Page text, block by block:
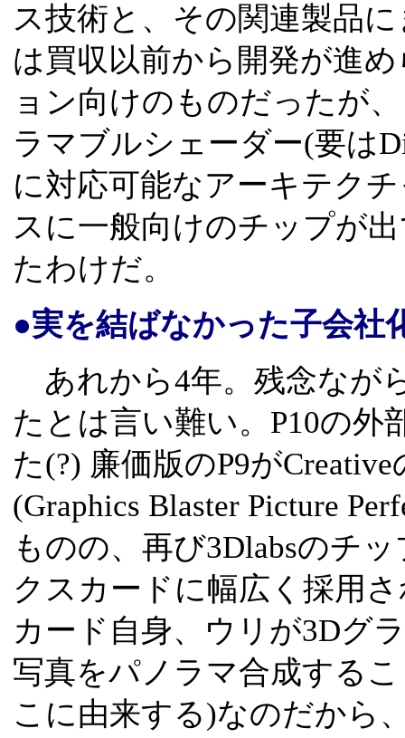
ス技術と、その関連製品
は買収以前から開発が進
ョン向けのものだったが
ラマブルシェーダー(要は
に対応可能なアーキテク
スに一般向けのチップが
たわけだ。
●実を結ばなかった子会社
あれから4年。残念なが
たとは言い難い。P10の外
た(?) 廉価版のP9が
(Graphics Blaster Picture
ものの、再び3Dlabsのチ
クスカードに幅広く採用
カード自身、ウリが3Dグ
写真をパノラマ合成する
こに由来する)なのだから